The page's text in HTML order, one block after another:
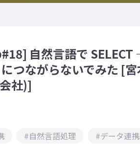
自然言語で
つながらないでみた [宮
社)]
#自然言語処理 #データ連携